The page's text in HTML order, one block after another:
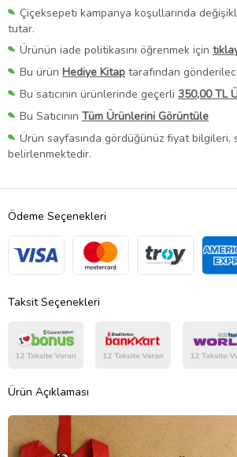
Çiçeksepeti kampanya koşullarında
tutar.
Ürünün iade politikasını öğrenmek için
Bu ürün Hediye Kitap tarafından
Bu satıcının ürünlerinde geçerli 350,00 TL
Bu Satıcının Tüm Ürünlerini Görüntüle
Ürün sayfasında gördüğünüz fiyat bilgileri,
belirlenmektedir.
Ödeme Seçenekleri
Taksit Seçenekleri
Ürün Açıklaması